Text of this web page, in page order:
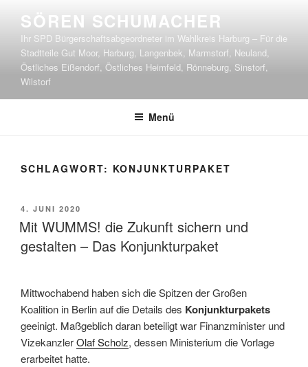
Inhalt
springen
SÖREN SCHUMACHER
Ihr SPD Bürgerschaftsabgeordneter im Wahlkreis Harburg – Für die
Stadtteile Gut Moor, Harburg, Langenbek, Marmstorf, Neuland,
Östliches Eißendorf, Östliches Heimfeld, Rönneburg, Sinstorf,
Wilstorf
Menü
SCHLAGWORT: KONJUNKTURPAKET
VERÖFFENTLICHT
AM
4. JUNI 2020
Mit WUMMS! die Zukunft sichern und
gestalten – Das Konjunkturpaket
Mittwochabend haben sich die Spitzen der Großen
Koalition in Berlin auf die Details des Konjunkturpakets
geeinigt. Maßgeblich daran beteiligt war Finanzminister und
VizekanzlerOlaf Scholz, dessen Ministerium die Vorlage
erarbeitet hatte.